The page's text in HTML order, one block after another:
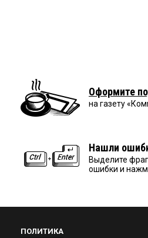
Оформите
на газету
Нашли
Выделите
ошибки и
ПОЛИТИКА